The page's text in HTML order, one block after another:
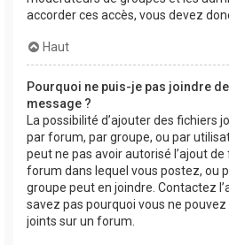
accorder ces accès, vous devez
Haut
Pourquoi ne puis-je pas joindre
message ?
La possibilité d’ajouter des fichiers
par forum, par groupe, ou par
peut ne pas avoir autorisé l’ajout
forum dans lequel vous postez, ou
groupe peut en joindre. Contactez
savez pas pourquoi vous ne
joints sur un forum.